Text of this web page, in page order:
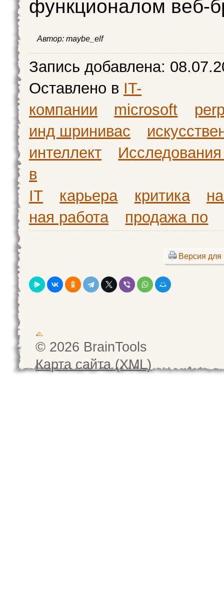
функционалом веб-
Автор: maybe_elf
Запись добавлена:
Оставлено в IT-
компании
microsoft
инд шринивас
интеллект
в
IT
карьера критика
ная работа
продажа по
Версия для
© 2026 BrainTools
Карта сайта (XML)